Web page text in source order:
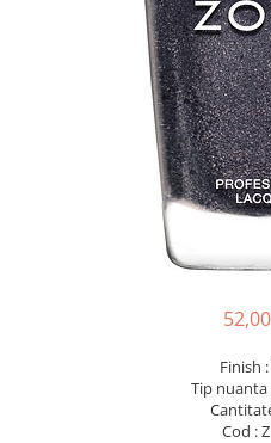
Finish
Tip
Cod :